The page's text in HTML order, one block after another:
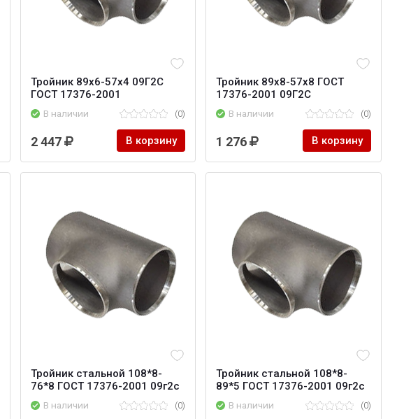
Тройник 89x6-57x4 09Г2С
ГОСТ 17376-2001
В наличии (0)
2 447 В корзину
Тройник 89х8-57х8 ГОСТ
17376-2001 09Г2С
В наличии (0)
1 276 В корзину
Тройник стальной 108*8-
76*8 ГОСТ 17376-2001 09г2с
В наличии (0)
Тройник стальной 108*8-
89*5 ГОСТ 17376-2001 09г2с
В наличии (0)